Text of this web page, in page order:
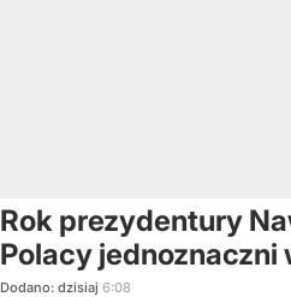
Rok prezydentury
Polacy jednoznaczni
Dodano: dzisiaj 6:08